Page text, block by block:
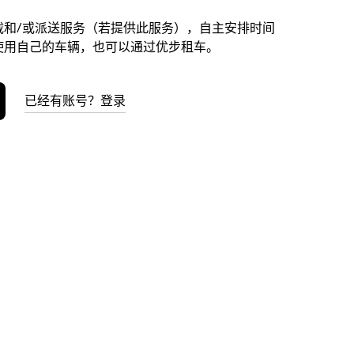
/或派送服务（若提供此服务），自主安排时间
自己的车辆，也可以通过优步租车。
已经有账号？登录